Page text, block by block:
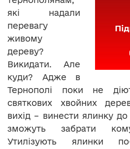
які надали
перевагу
живому
дереву?
Викидати. Але
куди? Адже в
Тернополі поки не
святкових хвойних
вихід – винести ялинку до
зможуть забрати
Утилізують ялинки